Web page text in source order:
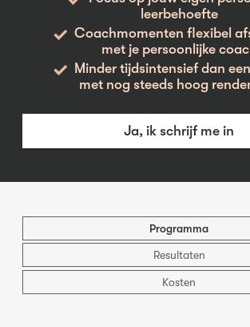
leerbehoefte
Coachmomenten flexibel
met je persoonlijke
Minder tijdsintensief dan
met nog steeds hoog
Ja, ik schrijf me in
Programma
Resultaten
Kosten